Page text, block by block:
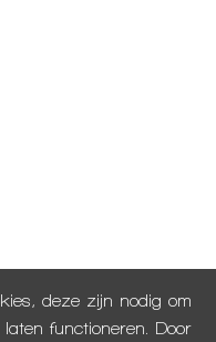
deze zijn nodig om
functioneren. Door